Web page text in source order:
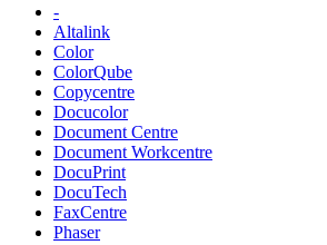
-
Altalink
Color
ColorQube
Copycentre
Docucolor
Document Centre
Document Workcentre
DocuPrint
DocuTech
FaxCentre
Phaser